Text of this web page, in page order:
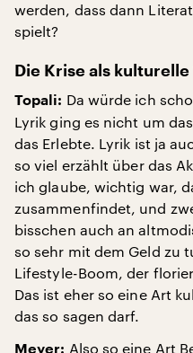
werden, dass dann
spielt?
Die Krise als kulturelle
Topali: Da würde ich
Lyrik ging es nicht um
das Erlebte. Lyrik ist ja
so viel erzählt über das
ich glaube, wichtig war,
zusammenfindet, und
bisschen auch an
so sehr mit dem Geld zu
Lifestyle-Boom, der
Das ist eher so eine Art
das so sagen darf.
Meyer: Also so eine Art